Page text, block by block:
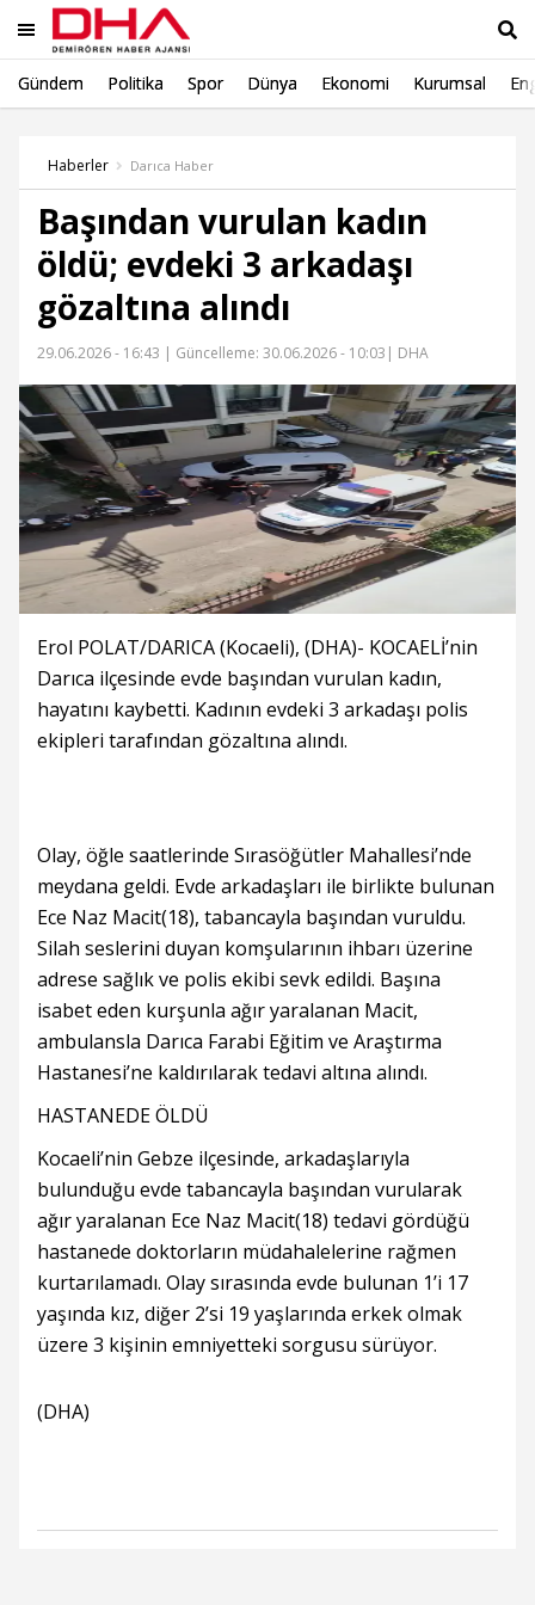
Gündem Politika Spor Dünya Ekonomi Kurumsal
Haberler Darıca Haber
Başından vurulan kadın
öldü; evdeki 3 arkadaşı
gözaltına alındı
29.06.2026 - 16:43 | Güncelleme: 30.06.2026 - 10:03 | DHA
Erol POLAT/DARICA (Kocaeli), (DHA)- KOCAELİ’nin
Darıca ilçesinde evde başından vurulan kadın,
hayatını kaybetti. Kadının evdeki 3 arkadaşı polis
ekipleri tarafından gözaltına alındı.
Olay, öğle saatlerinde Sırasöğütler Mahallesi’nde
meydana geldi. Evde arkadaşları ile birlikte bulunan
Ece Naz Macit(18), tabancayla başından vuruldu.
Silah seslerini duyan komşularının ihbarı üzerine
adrese sağlık ve polis ekibi sevk edildi. Başına
isabet eden kurşunla ağır yaralanan Macit,
ambulansla Darıca Farabi Eğitim ve Araştırma
Hastanesi’ne kaldırılarak tedavi altına alındı.
HASTANEDE ÖLDÜ
Kocaeli’nin Gebze ilçesinde, arkadaşlarıyla
bulunduğu evde tabancayla başından vurularak
ağır yaralanan Ece Naz Macit(18) tedavi gördüğü
hastanede doktorların müdahalelerine rağmen
kurtarılamadı. Olay sırasında evde bulunan 1’i 17
yaşında kız, diğer 2’si 19 yaşlarında erkek olmak
üzere 3 kişinin emniyetteki sorgusu sürüyor.
(DHA)